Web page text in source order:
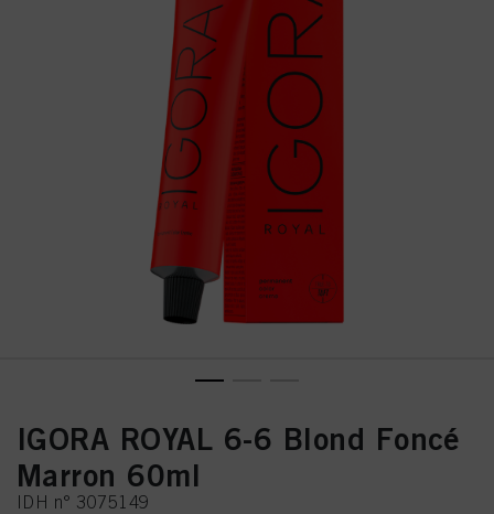
IGORA ROYAL 6-6 Blond Foncé
Marron 60ml
IDH n° 3075149